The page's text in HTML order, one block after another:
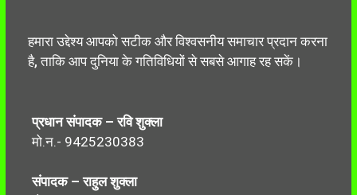
हमारा उद्देश्य आपको सटीक और विश्वसनीय समाचार प्रदान करना
है, ताकि आप दुनिया के गतिविधियों से सबसे आगाह रह सकें।
प्रधान संपादक – रवि शुक्ला
मो.न.- 9425230383
संपादक – राहुल शुक्ला